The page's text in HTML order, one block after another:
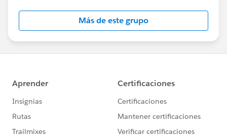
Más de este grupo